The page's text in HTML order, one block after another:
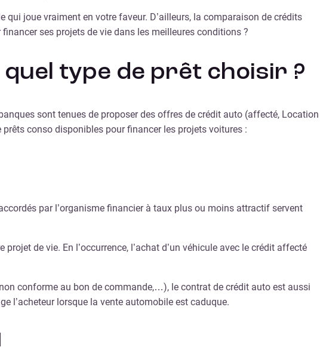
joue vraiment en votre faveur. D’ailleurs, la comparaison de crédits
ses projets de vie dans les meilleures conditions ?
type de prêt choisir ?
sont tenues de proposer des offres de crédit auto (affecté, Location
conso disponibles pour financer les projets voitures :
par l’organisme financier à taux plus ou moins attractif servent
de vie. En l’occurrence, l’achat d’un véhicule avec le crédit affecté
conforme au bon de commande,…), le contrat de crédit auto est aussi
l’acheteur lorsque la vente automobile est caduque.